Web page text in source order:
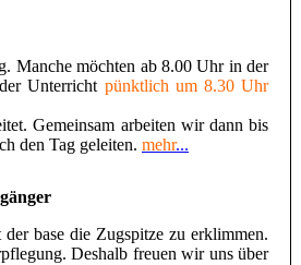
Manche möchten ab 8.00 Uhr in der
Unterricht pünktlich um 8.30 Uhr
Gemeinsam arbeiten wir dann bis
den Tag geleiten. mehr...
base die Zugspitze zu erklimmen.
Deshalb freuen wir uns über